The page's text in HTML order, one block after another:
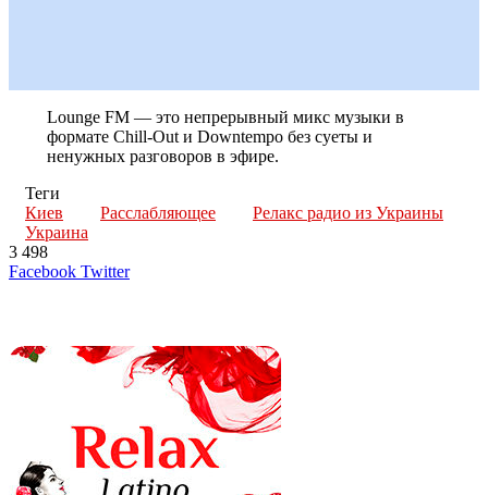
Lounge FM — это непрерывный микс музыки в
формате Chill-Out и Downtempo без суеты и
ненужных разговоров в эфире.
Теги
Киев
Расслабляющее
Релакс радио из Украины
Украина
3 498
Facebook TwitterLinkedIn
Tumblr
Reddit
Вконтакте
Одноклассники
Skype
Messenger
Messenger
WhatsApp
Telegram
Viber
Line
Поделиться
Печатать